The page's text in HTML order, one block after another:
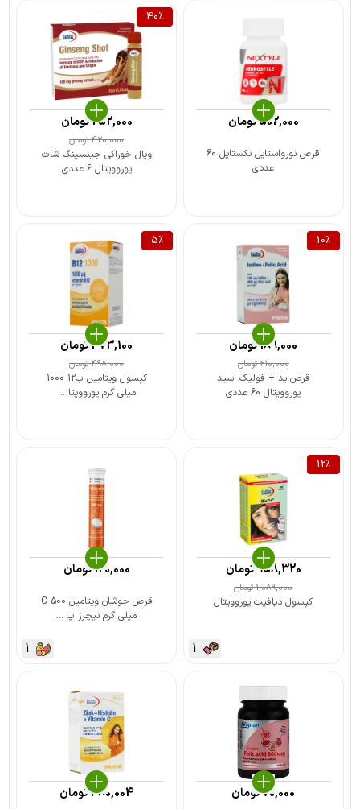
قرص نورواستایل نکستایل 60
عددی
502,000تومان
40%
ویال خوراکی جینسینگ شات
یوروویتال 6 عددی
420,000تومان
252,000تومان
10%
قرص ید + فولیک اسید
یوروویتال 60 عددی
210,000تومان
189,000تومان
5%
کپسول ویتامین ب12 1000
میلی گرم یوروویتا ...
498,000تومان
473,100تومان
12%
کپسول دیافیت یوروویتال
1,089,000تومان
958,320تومان
1
قرص جوشان ویتامین C 500
میلی گرم نیچرز پ ...
120,000تومان
1
70,000تومان 380,004تومان